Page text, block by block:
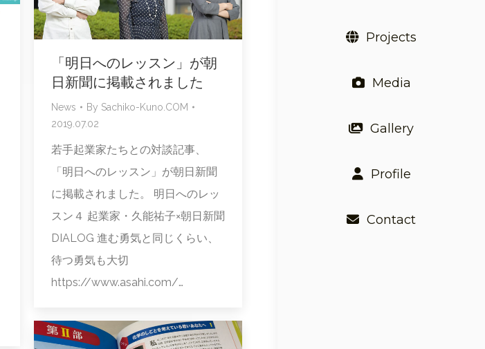
Projects
Media
Gallery
Profile
Contact
「明日へのレッスン」が朝
日新聞に掲載されました
News By Sachiko-Kuno.COM
2019.07.02
若手起業家たちとの対談記事、
「明日へのレッスン」が朝日新聞
に掲載されました。 明日へのレッ
スン４ 起業家・久能祐子×朝日新聞
DIALOG 進む勇気と同じくらい、
待つ勇気も大切
https://www.asahi.com/…